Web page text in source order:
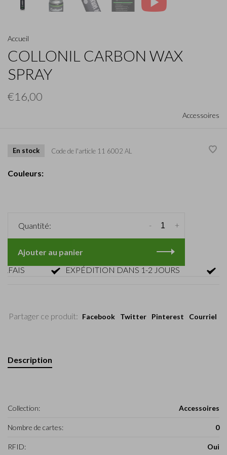
Accueil
COLLONIL CARBON WAX
SPRAY
€16,00
Accessoires
En stock Code de l'article 11 6002 AL
Couleurs:
Quantité: +
-
Ajouter au panier
EXPÉDITION DANS 1-2 JOURS
Partager ce produit: Facebook Twitter Pinterest Courriel
Description
Collection: Accessoires
Nombre de cartes: 0
RFID: Oui